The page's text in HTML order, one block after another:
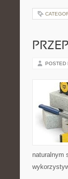
POSTED
naturalnym